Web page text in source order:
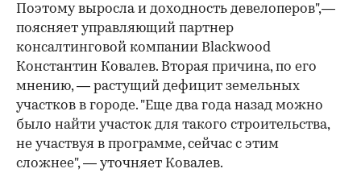
Поэтому выросла и доходность девелоперов",—
поясняет управляющий партнер
консалтинговой компании Blackwood
Константин Ковалев. Вторая причина, по его
мнению, — растущий дефицит земельных
участков в городе. "Еще два года назад можно
было найти участок для такого строительства,
не участвуя в программе, сейчас с этим
сложнее", — уточняет Ковалев.